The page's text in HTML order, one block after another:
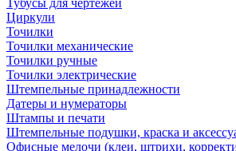
Тубусы для чертежей
Циркули
Точилки
Точилки механические
Точилки ручные
Точилки электрические
Штемпельные принадлежности
Датеры и нумераторы
Штампы и печати
Штемпельные подушки, краска и
Офисные мелочи (клеи, штрихи,